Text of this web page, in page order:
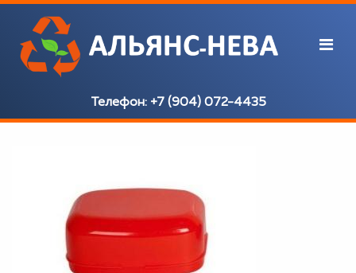
Телефон: +7 (904) 072-4435